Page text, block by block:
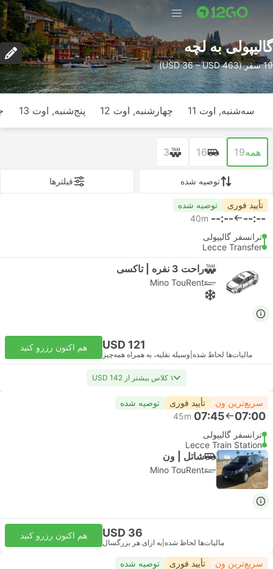
گالیپولی به لچه
19 سفر (USD 36 – USD 463)
سه‌شنبه, اوت 11 چهارشنبه, اوت 12 پنج‌شنبه, اوت 13
همه19
16
3
توصیه شده فیلتر‌ها
تأیید فوری توصیه شده
--:--
--:--
40m
ترانسفر گالیپولی
Lecce Transfer
راحت 3 نفره | تاکسی
Mino TouRent
USD 121
مالیات‌ها لحاظ شده وسیله نقلیه، به همراه همه‌چیز
هم اکنون رزرو کنید
۱ کلاس بیشتر از USD 142
سریع‌ترین ون تأیید فوری توصیه شده
07:00
07:45
45m
ترانسفر گالیپولی
Lecce Train Station
شاتل | ون
Mino TouRent
USD 36
مالیات‌ها لحاظ شده به ازای هر بزرگسال
هم اکنون رزرو کنید
سریع‌ترین ون تأیید فوری توصیه شده